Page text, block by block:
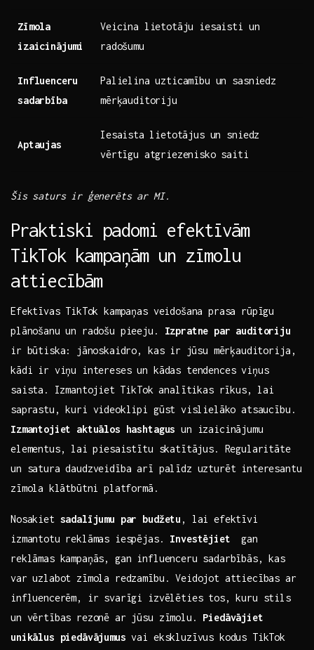
Zīmola
izaicinājumi
Veicina lietotāju iesaisti un
radošumu
Influenceru
sadarbība
Palielina uzticamību un sasniedz
mērķauditoriju
Aptaujas
Iesaista⁣ lietotājus un sniedz
vērtīgu atgriezenisko ⁢saiti
Šis saturs ir ​ģenerēts ar​ MI.
Praktiski padomi efektīvām
TikTok kampaņām un zīmolu
attiecībām
Efektīvas⁢ TikTok kampaņas veidošana prasa rūpīgu
plānošanu un radošu pieeju. Izpratne par auditoriju
ir ​būtiska: ⁢jānoskaidro, kas ir⁢ jūsu mērķauditorija,⁢
kādi ir viņu intereses un kādas tendences viņus
saista.⁢ Izmantojiet ⁣TikTok analītikas rīkus, lai
saprastu,​ kuri ‍videoklipi ​gūst ⁣vislielāko atsaucību.
Izmantojiet aktuālos hashtagus un izaicinājumu‍
elementus, lai ⁣piesaistītu skatītājus. Regularitāte
un​ satura daudzveidība arī palīdz uzturēt interesantu
zīmola⁣ klātbūtni platformā.
Nosakiet sadalījumu par budžetu ,​ lai efektīvi
izmantotu reklāmas iespējas. Investējiet ⁢ gan​
reklāmas kampaņās, gan influenceru sadarbībās, kas
var uzlabot zīmola​ redzamību.‍ Veidojot attiecības ar ​
influencerēm, ir‌ svarīgi izvēlēties ‍tos, kuru stils
un vērtības rezonē ar jūsu zīmolu. Piedāvājiet
unikālus piedāvājumus vai ekskluzīvus kodus TikTok